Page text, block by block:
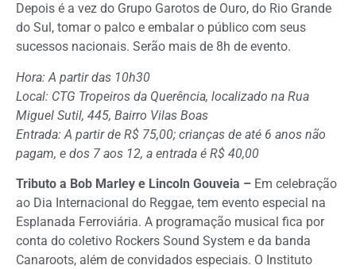
Depois é a vez do Grupo Garotos de Ouro, do Rio Grande
do Sul, tomar o palco e embalar o público com seus
sucessos nacionais. Serão mais de 8h de evento.
Hora: A partir das 10h30
Local: CTG Tropeiros da Querência, localizado na Rua
Miguel Sutil, 445, Bairro Vilas Boas
Entrada: A partir de R$ 75,00; crianças de até 6 anos não
pagam, e dos 7 aos 12, a entrada é R$ 40,00
Tributo a Bob Marley e Lincoln Gouveia – Em celebração
ao Dia Internacional do Reggae, tem evento especial na
Esplanada Ferroviária. A programação musical fica por
conta do coletivo Rockers Sound System e da banda
Canaroots, além de convidados especiais. O Instituto